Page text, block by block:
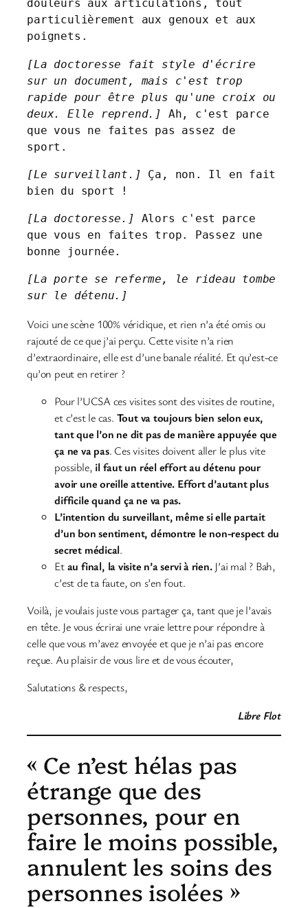
douleurs aux articulations, tout
particulièrement aux genoux et aux
poignets.
[La doctoresse fait style d'écrire
sur un document, mais c'est trop
rapide pour être plus qu'une croix ou
deux. Elle reprend.] Ah, c'est parce
que vous ne faites pas assez de
sport.
[Le surveillant.] Ça, non. Il en fait
bien du sport !
[La doctoresse.] Alors c'est parce
que vous en faites trop. Passez une
bonne journée.
[La porte se referme, le rideau tombe
sur le détenu.]
Voici une scène 100% véridique, et rien n’a été omis ou
rajouté de ce que j’ai perçu. Cette visite n’a rien
d’extraordinaire, elle est d’une banale réalité. Et qu’est-ce
qu’on peut en retirer ?
Pour l’UCSA ces visites sont des visites de routine,
et c’est le cas. Tout va toujours bien selon eux,
tant que l’on ne dit pas de manière appuyée que
ça ne va pas. Ces visites doivent aller le plus vite
possible, il faut un réel effort au détenu pour
avoir une oreille attentive. Effort d’autant plus
difficile quand ça ne va pas.
L’intention du surveillant, même si elle partait
d’un bon sentiment, démontre le non-respect du
secret médical.
Etau final, la visite n’a servi à rien.J’ai mal ? Bah,
c’est de ta faute, on s’en fout.
Voilà, je voulais juste vous partager ça, tant que je l’avais
en tête. Je vous écrirai une vraie lettre pour répondre à
celle que vous m’avez envoyée et que je n’ai pas encore
reçue. Au plaisir de vous lire et de vous écouter,
Salutations & respects,
Libre Flot
« Ce n’est hélas pas
étrange que des
personnes, pour en
faire le moins possible,
annulent les soins des
personnes isolées »